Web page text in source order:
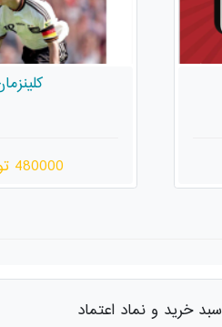
480000 تومان
سبد خرید و نماد اعتماد